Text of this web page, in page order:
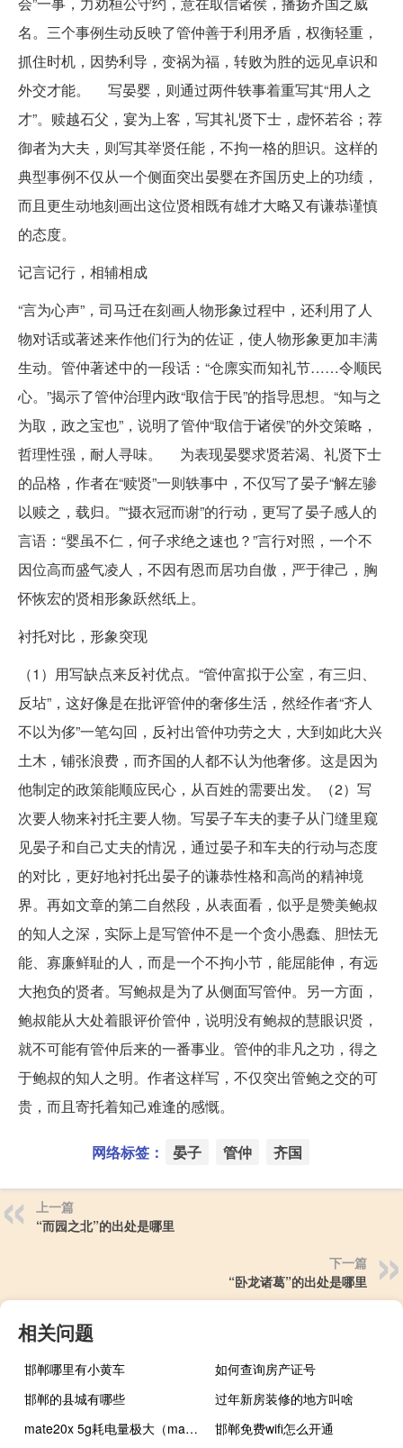
名。三个事例生动反映了管仲善于利用矛盾，权衡轻重，
抓住时机，因势利导，变祸为福，转败为胜的远见卓识和
外交才能。 写晏婴，则通过两件轶事着重写其“用人之
才”。赎越石父，宴为上客，写其礼贤下士，虚怀若谷；荐
御者为大夫，则写其举贤任能，不拘一格的胆识。这样的
典型事例不仅从一个侧面突出晏婴在齐国历史上的功绩，
而且更生动地刻画出这位贤相既有雄才大略又有谦恭谨慎
的态度。
记言记行，相辅相成
“言为心声”，司马迁在刻画人物形象过程中，还利用了人
物对话或著述来作他们行为的佐证，使人物形象更加丰满
生动。管仲著述中的一段话：“仓廪实而知礼节……令顺民
心。”揭示了管仲治理内政“取信于民”的指导思想。“知与之
为取，政之宝也”，说明了管仲“取信于诸侯”的外交策略，
哲理性强，耐人寻味。 为表现晏婴求贤若渴、礼贤下士
的品格，作者在“赎贤”一则轶事中，不仅写了晏子“解左骖
以赎之，载归。”“摄衣冠而谢”的行动，更写了晏子感人的
言语：“婴虽不仁，何子求绝之速也？”言行对照，一个不
因位高而盛气凌人，不因有恩而居功自傲，严于律己，胸
怀恢宏的贤相形象跃然纸上。
衬托对比，形象突现
（1）用写缺点来反衬优点。“管仲富拟于公室，有三归、
反坫”，这好像是在批评管仲的奢侈生活，然经作者“齐人
不以为侈”一笔勾回，反衬出管仲功劳之大，大到如此大兴
土木，铺张浪费，而齐国的人都不认为他奢侈。这是因为
他制定的政策能顺应民心，从百姓的需要出发。（2）写
次要人物来衬托主要人物。写晏子车夫的妻子从门缝里窥
见晏子和自己丈夫的情况，通过晏子和车夫的行动与态度
的对比，更好地衬托出晏子的谦恭性格和高尚的精神境
界。再如文章的第二自然段，从表面看，似乎是赞美鲍叔
的知人之深，实际上是写管仲不是一个贪小愚蠢、胆怯无
能、寡廉鲜耻的人，而是一个不拘小节，能屈能伸，有远
大抱负的贤者。写鲍叔是为了从侧面写管仲。另一方面，
鲍叔能从大处着眼评价管仲，说明没有鲍叔的慧眼识贤，
就不可能有管仲后来的一番事业。管仲的非凡之功，得之
于鲍叔的知人之明。作者这样写，不仅突出管鲍之交的可
贵，而且寄托着知己难逢的感慨。
网络标签： 晏子 管仲 齐国
上一篇
“而园之北”的出处是哪里
下一篇
“卧龙诸葛”的出处是哪里
相关问题
邯郸哪里有小黄车
如何查询房产证号
邯郸的县城有哪些
过年新房装修的地方叫啥
mate20x 5g耗电量极大（mate20x 5g）
邯郸免费wifi怎么开通